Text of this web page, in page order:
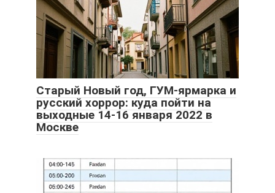
Старый Новый год, ГУМ-ярмарка и
русский хоррор: куда пойти на
выходные 14-16 января 2022 в
Москве